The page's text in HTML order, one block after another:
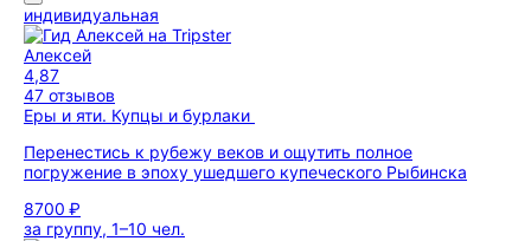
индивидуальная
Алексей
4,87
47 отзывов
Еры и яти. Купцы и бурлаки
Перенестись к рубежу веков и ощутить полное
погружение в эпоху ушедшего купеческого Рыбинска
8700 ₽
за группу, 1–10 чел.